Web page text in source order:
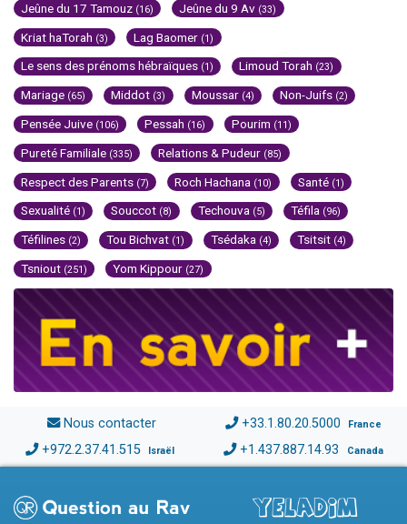
Jeûne du 17 Tamouz (16) Jeûne du 9 Av (33)
Kriat haTorah (3) Lag Baomer (1)
Le sens des prénoms hébraïques (1) Limoud Torah (23)
Mariage (65) Middot (3) Moussar (4) Non-Juifs (2)
Pensée Juive (106) Pessah (16) Pourim (11)
Pureté Familiale (335) Relations & Pudeur (85)
Respect des Parents (7) Roch Hachana (10) Santé (1)
Sexualité (1) Souccot (8) Techouva (5) Téfila (96)
Téfilines (2) Tou Bichvat (1) Tsédaka (4) Tsitsit (4)
Tsniout (251) Yom Kippour (27)
Nous contacter +33.1.80.20.5000 France
+972.2.37.41.515 Israël +1.437.887.14.93 Canada